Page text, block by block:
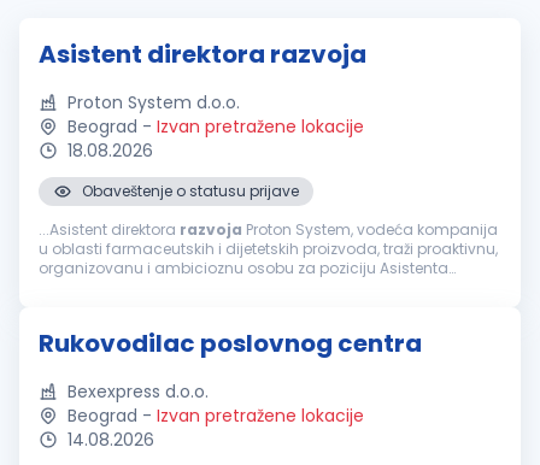
Asistent direktora razvoja
Proton System d.o.o.
Beograd - Izvan pretražene lokacije
18.08.2026
Obaveštenje o statusu prijave
...Asistent direktora razvoja Proton System, vodeća kompanija
u oblasti farmaceutskih i dijetetskih proizvoda, traži proaktivnu,
organizovanu i ambicioznu osobu za poziciju Asistenta
Rukovodilac poslovnog centra
Bexexpress d.o.o.
Beograd - Izvan pretražene lokacije
14.08.2026